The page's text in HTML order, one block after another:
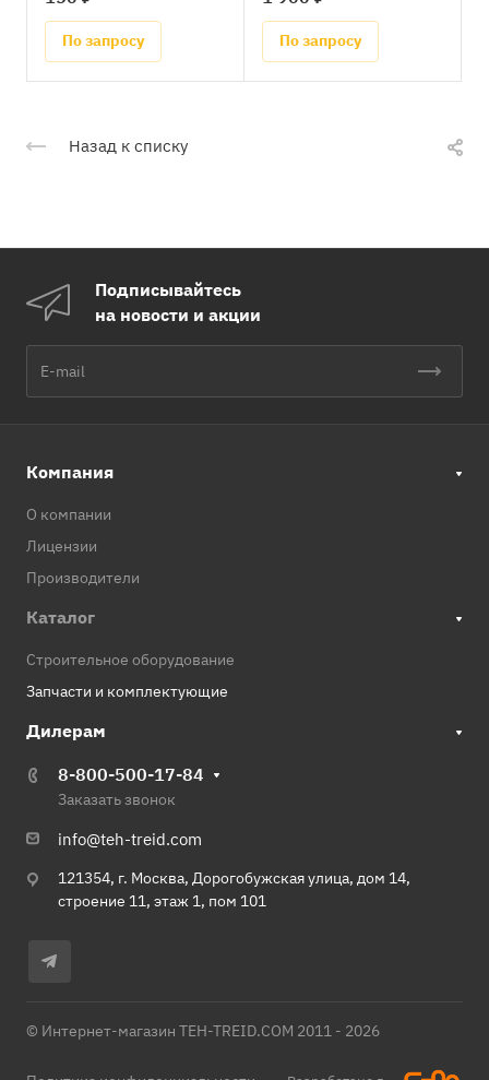
По запросу По запросу
Назад к списку
Подписывайтесь
на новости и акции
Компания
О компании
Лицензии
Производители
Каталог
Строительное оборудование
Запчасти и комплектующие
Дилерам
8-800-500-17-84
Заказать звонок
info@teh-treid.com
121354, г. Москва, Дорогобужская улица, дом 14,
строение 11, этаж 1, пом 101
© Интернет-магазин TEH-TREID.COM 2011 - 2026